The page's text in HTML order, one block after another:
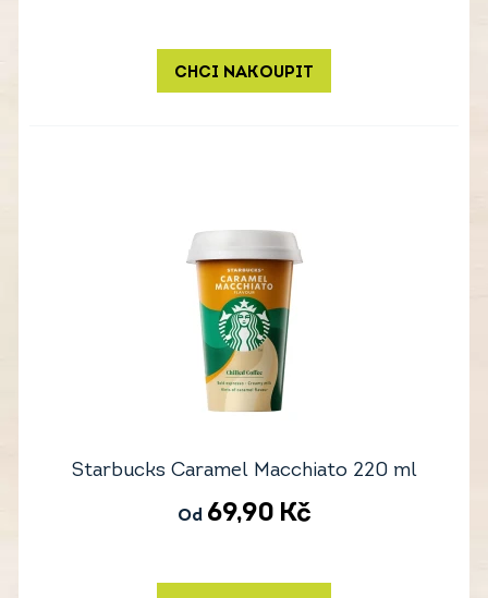
CHCI NAKOUPIT
Starbucks Caramel Macchiato 220 ml
Od 69,90 Kč